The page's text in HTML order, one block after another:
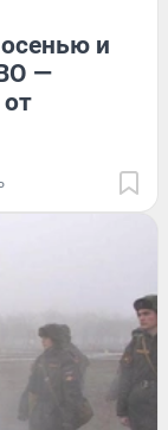
и
—